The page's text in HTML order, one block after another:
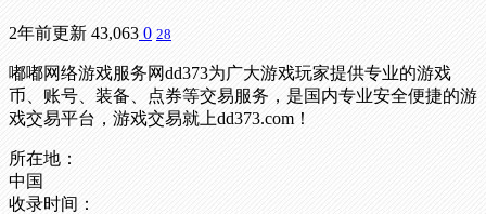
2年前更新 43,063 0 28
嘟嘟网络游戏服务网dd373为广大游戏玩家提供专业的游戏
币、账号、装备、点券等交易服务，是国内专业安全便捷的游
戏交易平台，游戏交易就上dd373.com！
所在地：
中国
收录时间：